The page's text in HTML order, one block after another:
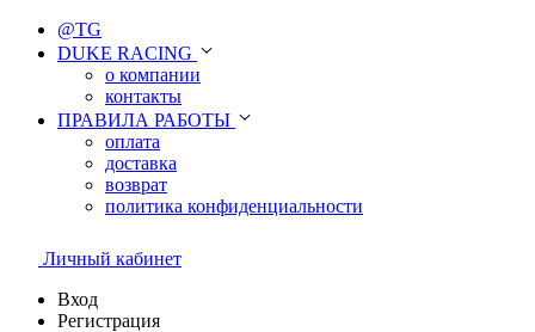
@TG
DUKE RACING
о компании
контакты
ПРАВИЛА РАБОТЫ
оплата
доставка
возврат
политика конфиденциальности
Личный кабинет
Вход
Регистрация